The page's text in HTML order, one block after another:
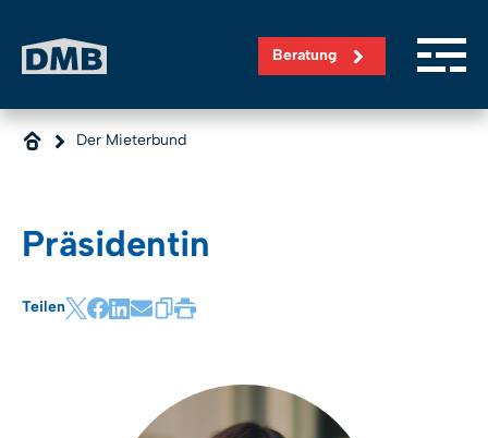
Beratung
Der Mieterbund
Präsidentin
Teilen